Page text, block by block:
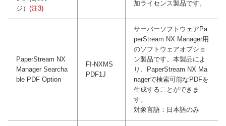
ジ） (注3)
加ライセンス製品です。
PaperStream NX
Manager Searcha
ble PDF Option
FI-NXMS
PDF1J
サーバーソフトウェアPa
perStream NX Manager用
のソフトウェアオプショ
ン製品です。本製品によ
り、PaperStream NX Ma
nagerで検索可能なPDFを
生成することができま
す。
対象言語：日本語のみ